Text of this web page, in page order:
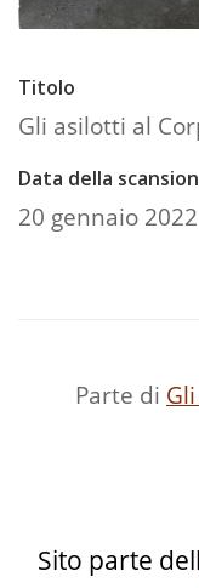
Titolo
Gli asilotti al
Data della
20 gennaio 2022
Parte di
Sito parte